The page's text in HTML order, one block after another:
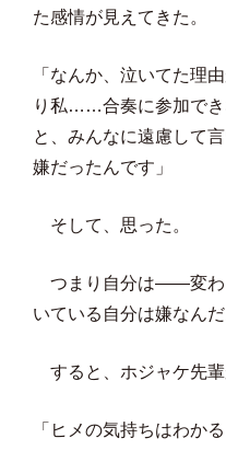
た感情が見えてきた。
「なんか、泣いてた理
り私……合奏に参加でき
と、みんなに遠慮して
嫌だったんです」
そして、思った。
つまり自分は——変わ
いている自分は嫌なんだ
すると、ホジャケ先輩
「ヒメの気持ちはわか